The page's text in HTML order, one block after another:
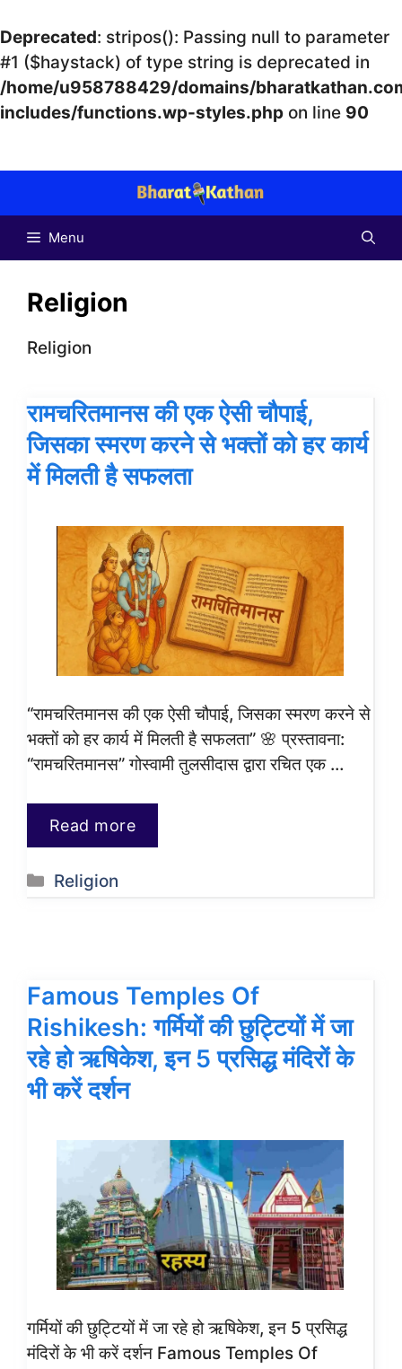
Deprecated: stripos(): Passing null to parameter
#1 ($haystack) of type string is deprecated in
/home/u958788429/domains/
includes/functions.wp-styles.php on line 90
contentMenu
Religion
Religion
रामचरितमानस की एक ऐसी चौपाई,
जिसका स्मरण करने से भक्तों को हर कार्य
में मिलती है सफलता
“रामचरितमानस की एक ऐसी चौपाई, जिसका स्मरण करने से
भक्तों को हर कार्य में मिलती है सफलता” 🌸 प्रस्तावना:
“रामचरितमानस” गोस्वामी तुलसीदास द्वारा रचित एक …
Read more
Categories
Religion
Famous Temples Of
Rishikesh: गर्मियों की छुट्टियों में जा
रहे हो ऋषिकेश, इन 5 प्रसिद्ध मंदिरों के
भी करें दर्शन
गर्मियों की छुट्टियों में जा रहे हो ऋषिकेश, इन 5 प्रसिद्ध
मंदिरों के भी करें दर्शन Famous Temples Of